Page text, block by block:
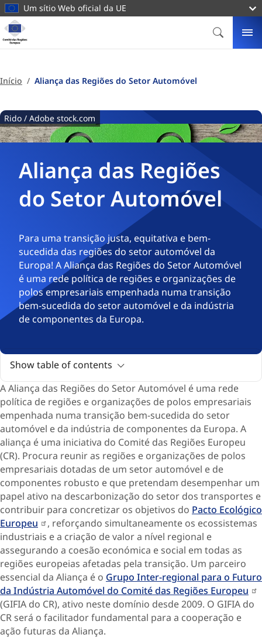
conteúdo
principal
Um sítio Web oficial da UE
Página
Pessoal
Comité
Regiões
Início Aliança das Regiões do Setor Automóvel
Aliança das Regiões
do Setor Automóvel
Para uma transição justa, equitativa e bem-
sucedida das regiões do setor automóvel da
Europa! A Aliança das Regiões do Setor Automóvel
é uma rede política de regiões e organizações de
polos empresariais empenhada numa transição
bem-sucedida do setor automóvel e da indústria
de componentes da Europa.
Rido / Adobe stock.com
Show table of contents
A Aliança das Regiões do Setor Automóvel é uma rede
política de regiões e organizações de polos empresariais
empenhada numa transição bem-sucedida do setor
automóvel e da indústria de componentes da Europa. A
aliança é uma iniciativa do Comité das Regiões Europeu
(CR). Procura reunir as regiões e organizações de polos
empresariais dotadas de um setor automóvel e de
componentes robusto e que pretendam desempenhar um
papel ativo na descarbonização do setor dos transportes e
contribuir para concretizar os objetivos do Pacto Ecológico
Europeu
, reforçando simultaneamente os ecossistemas
industriais e a criação de valor a nível regional e
assegurando a coesão económica e social em todas as
regiões europeias afetadas pela transição. Um parceiro
essencial da Aliança é o Grupo Inter-regional para o Futuro
da Indústria Automóvel do Comité das Regiões Europeu
(GIFIA do CR), ativo neste domínio desde 2009. O GIFIA do
CR será o facilitador fundamental para a cooperação e
ação futuras da Aliança.